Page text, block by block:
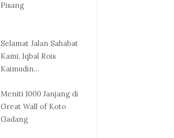
Pisang
Selamat Jalan Sahabat
Kami, Iqbal Rois
Kaimudin...
Meniti 1000 Janjang di
Great Wall of Koto
Gadang